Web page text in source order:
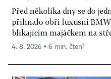
Před několika dny se do
přihnalo obří luxusní BMW
blikajícím majáčkem na
4. 8. 2026 ▪ 6 min. čtení